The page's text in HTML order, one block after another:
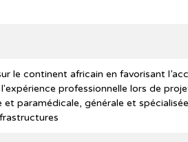
le continent africain en favorisant
professionnelle lors de
paramédicale, générale et